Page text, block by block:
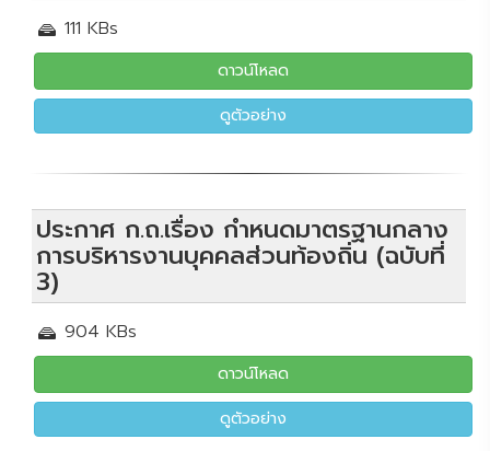
111 KBs
ดาวน์โหลด
ดูตัวอย่าง
ประกาศ ก.ถ.เรื่อง กำหนดมาตรฐานกลาง
การบริหารงานบุคคลส่วนท้องถิ่น (ฉบับที่
3)
904 KBs
ดาวน์โหลด
ดูตัวอย่าง